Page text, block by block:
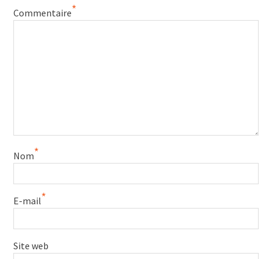
Commentaire*
Nom*
E-mail*
Site web